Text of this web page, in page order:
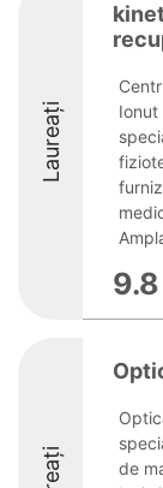
Laureați
Ionut
9.8
de